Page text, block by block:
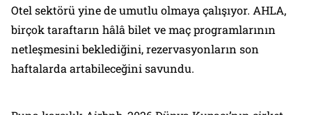
Otel sektörü yine de umutlu olmaya çalışıyor. AHLA,
birçok taraftarın hâlâ bilet ve maç programlarının
netleşmesini beklediğini, rezervasyonların son
haftalarda artabileceğini savundu.